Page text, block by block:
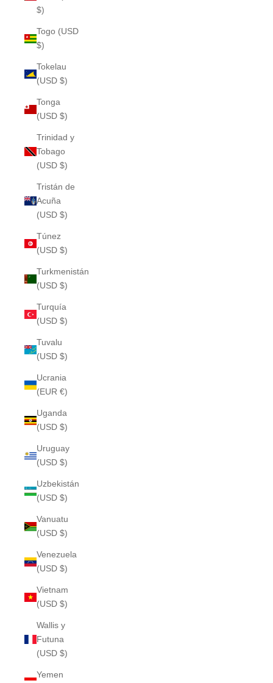
$)
Togo (USD
$)
Tokelau
(USD $)
Tonga
(USD $)
Trinidad y
Tobago
(USD $)
Tristán de
Acuña
(USD $)
Túnez
(USD $)
Turkmenistán
(USD $)
Turquía
(USD $)
Tuvalu
(USD $)
Ucrania
(EUR €)
Uganda
(USD $)
Uruguay
(USD $)
Uzbekistán
(USD $)
Vanuatu
(USD $)
Venezuela
(USD $)
Vietnam
(USD $)
Wallis y
Futuna
(USD $)
Yemen